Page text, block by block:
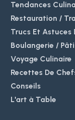
Tendances
Restauration /
Trucs Et Astuces
Boulangerie /
Voyage Culinaire
Recettes De
Conseils
L'art à Table